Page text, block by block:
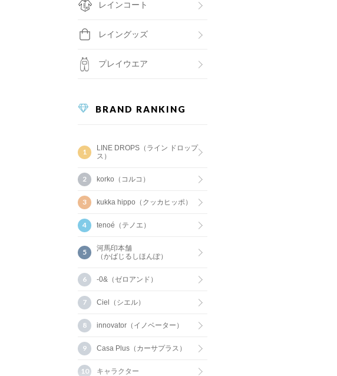
レインコート
レイングッズ
プレイウエア
BRAND RANKING
LINE DROPS（ライン ドロップ
ス）
korko（コルコ）
kukka hippo（クッカヒッポ）
tenoé（テノエ）
河馬印本舗
（かばじるしほんぽ）
-0&（ゼロアンド）
Ciel（シエル）
innovator（イノベーター）
Casa Plus（カーサプラス）
キャラクター